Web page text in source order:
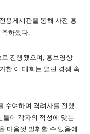
용게시판을 통해 사전 홍
축하했다.
진행됐으며, 홍보영상
한 이 대회는 열띤 경쟁 속
수여하며 격려사를 전했
들이 각자의 적성에 맞는
마음껏 발휘할 수 있음에